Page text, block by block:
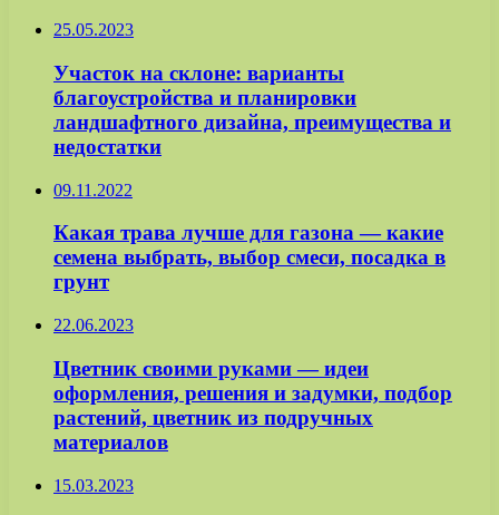
25.05.2023
Участок на склоне: варианты
благоустройства и планировки
ландшафтного дизайна, преимущества и
недостатки
09.11.2022
Какая трава лучше для газона — какие
семена выбрать, выбор смеси, посадка в
грунт
22.06.2023
Цветник своими руками — идеи
оформления, решения и задумки, подбор
растений, цветник из подручных
материалов
15.03.2023